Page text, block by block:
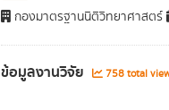
กองมาตรฐานนิติวิทยาศาสตร์
ข้อมูลงานวิจัย 758 total